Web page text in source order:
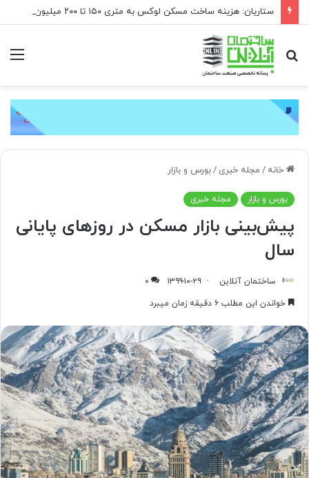
جستجو
برای
خانه / مجله خبری /بورس و بازار
بورس و بازار مجله خبری
پیش‌بینی بازار مسکن در روزهای پایانی
سال
ساختمان آنلاین ۱۳۹۹-۱۰-۲۹
۰
خواندن این مطلب ۶ دقیقه زمان میبرد